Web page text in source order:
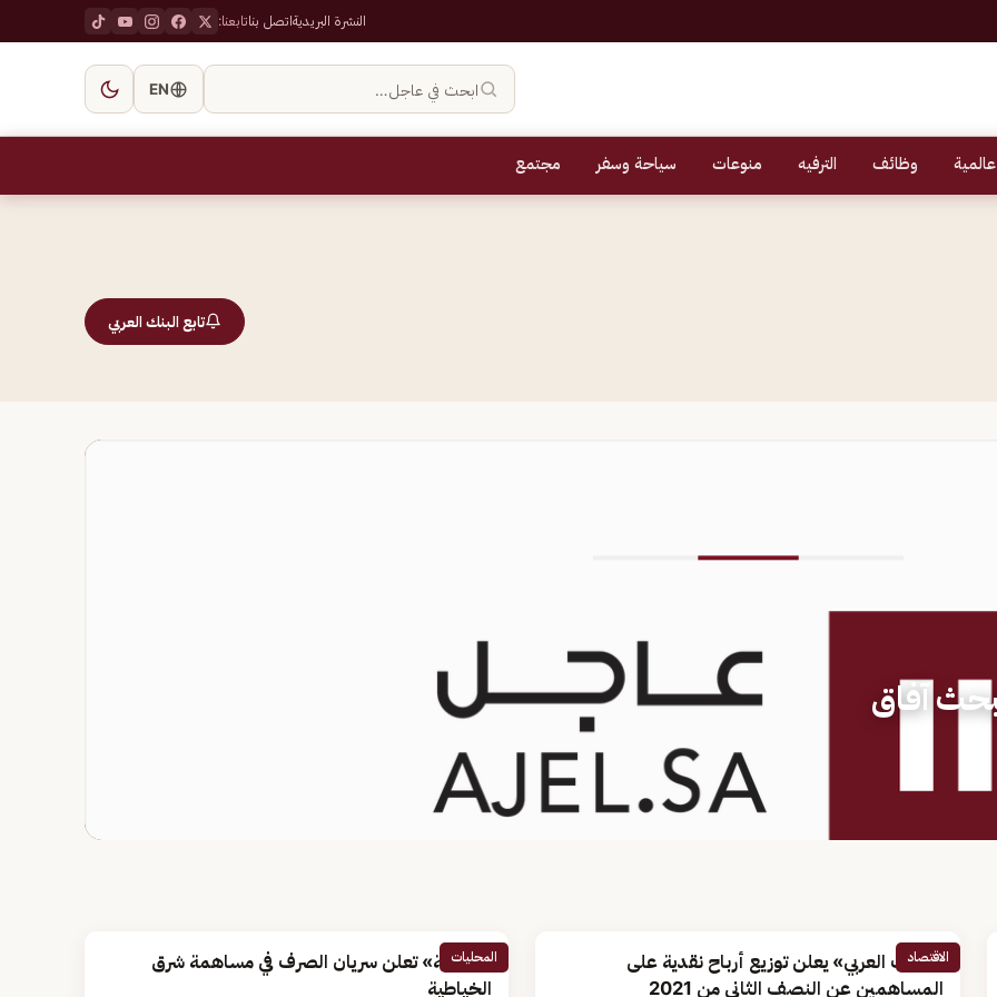
النشرة البريديةاتصل بناتابعنا:
ابحث في عاجل… EN
وظائف الترفيه منوعات سياحة وسفر مجتمع
تابع البنك العربي
آفاق
الاقتصاد
«البنك العربي» يعلن توزيع أرباح نقدية على
المساهمين عن النصف الثاني من 2021
المحليات
«تصفية» تعلن سريان الصرف في مساهمة شرق
الخياطية